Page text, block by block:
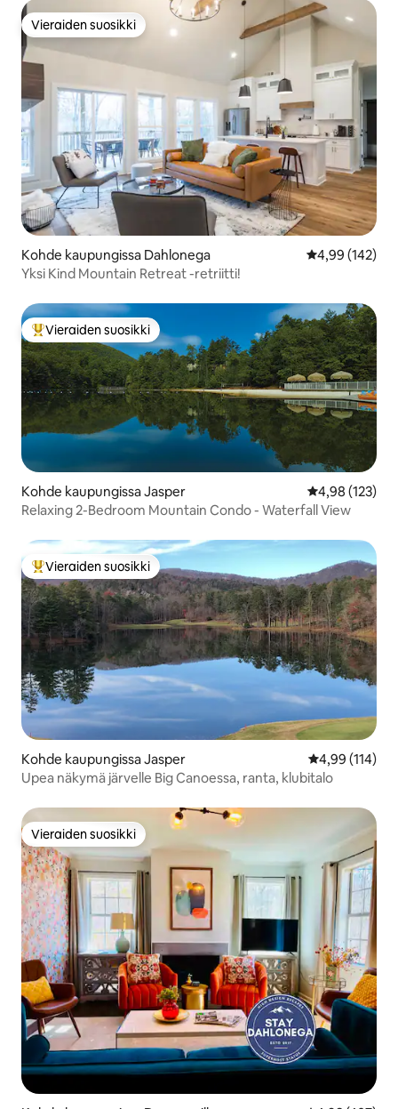
Vieraiden suosikki
Vieraiden suosikki
Kohde kaupungissa Dahlonega
4,99 (142)
Yksi Kind Mountain Retreat -retriitti!
Vieraiden suosikkien parhaimmistoa
Vieraiden suosikki
Kohde kaupungissa Jasper
4,98 (123)
Relaxing 2-Bedroom Mountain Condo - Waterfall View
Vieraiden suosikkien parhaimmistoa
Vieraiden suosikki
Kohde kaupungissa Jasper
4,99 (114)
Upea näkymä järvelle Big Canoessa, ranta, klubitalo
Vieraiden suosikki
Vieraiden suosikki